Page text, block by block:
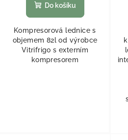
Do košíku
Kompresorová lednice s
objemem 82l od výrobce
Vitrifrigo s externím
kompresorem